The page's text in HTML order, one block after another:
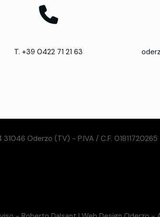
T. +39 0422 71 21 63
Oderzo (TV) - P.IVA / C.F. 01811720265